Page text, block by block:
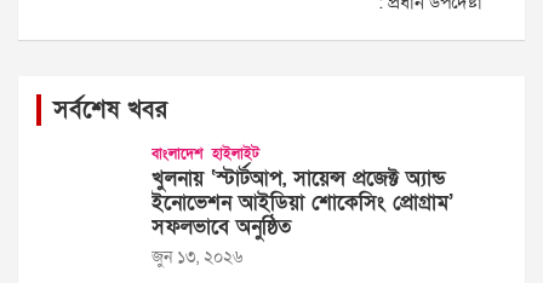
সর্বশেষ খবর
বাংলাদেশ হাইলাইট
খুলনায় ‘স্টার্টআপ, সায়েন্স প্রজেক্ট অ্যান্ড
ইনোভেশন আইডিয়া শোকেসিং প্রোগ্রাম’
সফলভাবে অনুষ্ঠিত
জুন ১৩, ২০২৬